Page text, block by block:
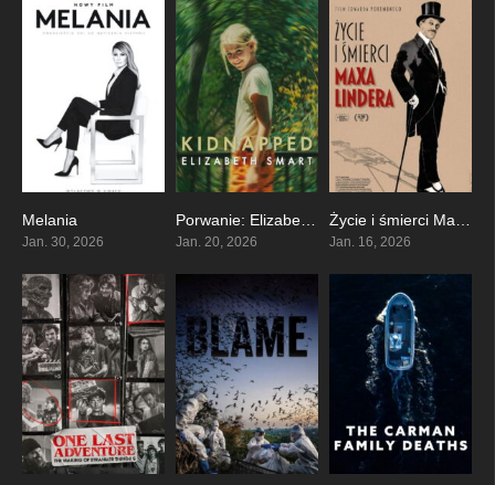
Melania
Jan. 30, 2026
6.8Porwanie: Elizabeth Smart
Jan. 20, 2026
0
Życie i śmierci Maxa Lindera
Jan. 16, 2026